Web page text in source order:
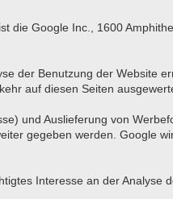
Google Inc., 1600
der Benutzung der Website
auf diesen Seiten
und Auslieferung von
gegeben werden. Google
Interesse an der Analyse